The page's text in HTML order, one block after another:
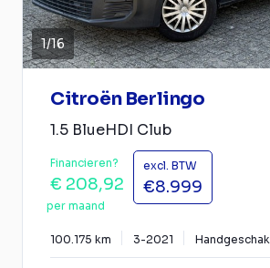
1/16
Citroën Berlingo
1.5 BlueHDI Club
Financieren?
€ 208,92
per maand
excl. BTW
€8.999
100.175 km 3-2021